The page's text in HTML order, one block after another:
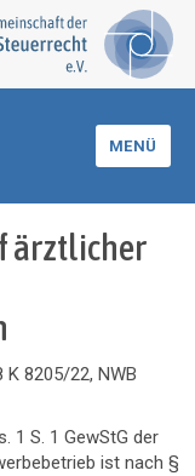
MENÜ
ärztlicher
K 8205/22, NWB
1 S. 1 GewStG der
ist nach §